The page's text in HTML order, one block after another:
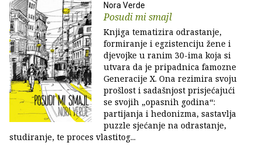
Nora Verde
Posudi mi smajl
Knjiga tematizira odrastanje,
formiranje i egzistenciju žene i
djevojke u ranim 30-ima koja si
utvara da je pripadnica famozne
Generacije X. Ona rezimira svoju
prošlost i sadašnjost prisjećajući
se svojih „opasnih godina“:
partijanja i hedonizma, sastavlja
puzzle sjećanje na odrastanje,
studiranje, te proces vlastitog...